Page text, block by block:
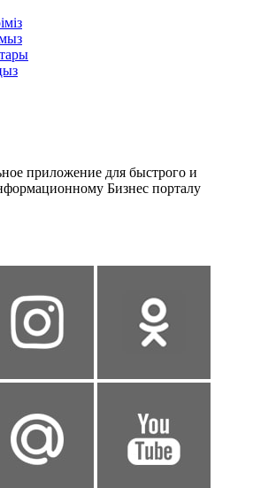
приложение для быстрого и
Бизнес порталу